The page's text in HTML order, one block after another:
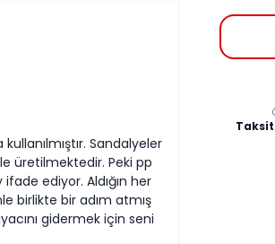
Sandalyeler
üretilmektedir. Peki pp
ediyor. Aldığın her
birlikte bir adım atmış
gidermek için seni